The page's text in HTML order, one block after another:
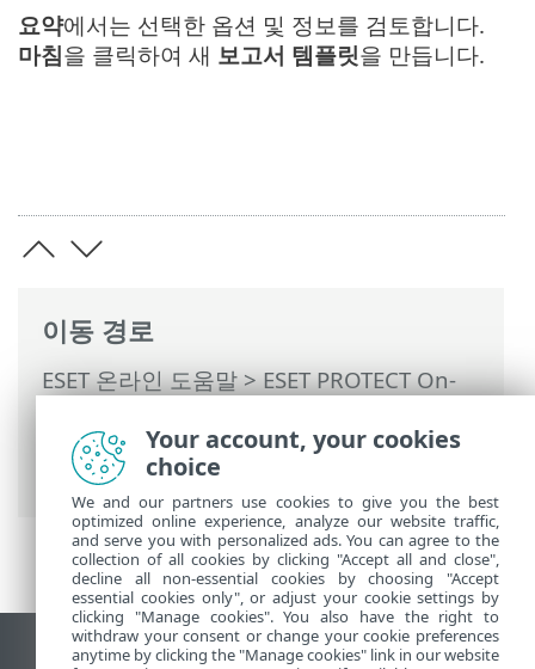
이동 경로
ESET 온라인 도움말>ESET PROTECT On-
ESET PROTECT On-Prem 기본 메뉴>보고
> 새 보고서 템플릿 생성
요약에서는 선택한 옵션 및 정보를 검토합니다.
마침을 클릭하여 새 보고서 템플릿을 만듭니다.
Your account, your cookies
choice
We and our partners use cookies to give you the best
optimized online experience, analyze our website traffic,
and serve you with personalized ads. You can agree to the
collection of all cookies by clicking "Accept all and close",
decline all non-essential cookies by choosing "Accept
essential cookies only", or adjust your cookie settings by
clicking "Manage cookies". You also have the right to
withdraw your consent or change your cookie preferences
anytime by clicking the "Manage cookies" link in our website